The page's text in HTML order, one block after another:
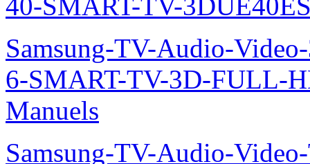
Samsung-TV-Audio-
6-SMART-TV-3D-FULL-
Manuels
Samsung-TV-Audio-